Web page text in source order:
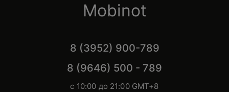
Mobinot
8 (3952) 900-789
8 (9646) 500 - 789
с 10:00 до 21:00 GMT+8